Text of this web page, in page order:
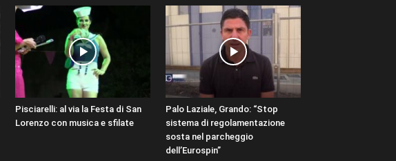
Pisciarelli: al via la Festa di San
Lorenzo con musica e sfilate
Palo Laziale, Grando: “Stop
sistema di regolamentazione
sosta nel parcheggio
dell’Eurospin”